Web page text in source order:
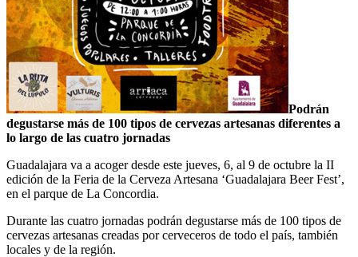
Podrán
degustarse más de 100 tipos de cervezas artesanas diferentes a
lo largo de las cuatro jornadas
Guadalajara va a acoger desde este jueves, 6, al 9 de octubre la II
edición de la Feria de la Cerveza Artesana ‘Guadalajara Beer Fest’,
en el parque de La Concordia.
Durante las cuatro jornadas podrán degustarse más de 100 tipos de
cervezas artesanas creadas por cerveceros de todo el país, también
locales y de la región.